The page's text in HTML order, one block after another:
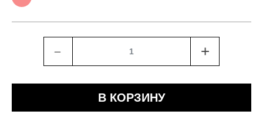
﹣ +
В КОРЗИНУ